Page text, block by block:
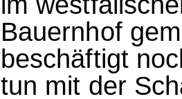
Bauernhof
beschäftigt
tun mit der